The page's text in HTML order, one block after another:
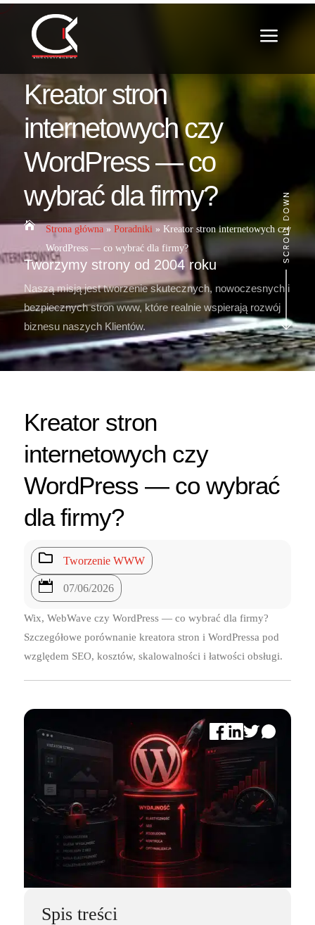
a
Kreator stron
internetowych czy
WordPress — co
wybrać dla firmy?
 Strona główna» Poradniki» Kreator stron internetowych czy
WordPress — co wybrać dla firmy?
Tworzymy strony od 2004 roku
Naszą misją jest tworzenie skutecznych, nowoczesnych i
bezpiecznych stron www, które realnie wspierają rozwój
biznesu naszych Klientów.
Kreator stron
internetowych czy
WordPress — co wybrać
dla firmy?
 Tworzenie WWW
 07/06/2026
Wix, WebWave czy WordPress — co wybrać dla firmy?
Szczegółowe porównanie kreatora stron i WordPressa pod
względem SEO, kosztów, skalowalności i łatwości obsługi.
Spis treści